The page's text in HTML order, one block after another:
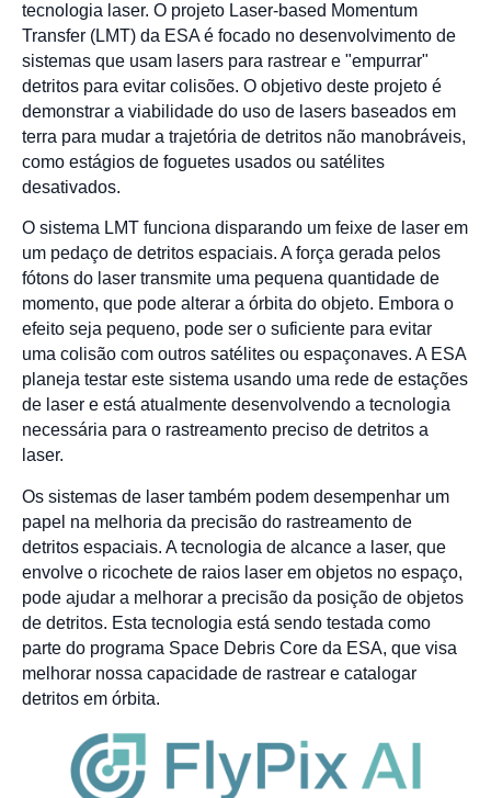
tecnologia laser. O projeto Laser-based Momentum
Transfer (LMT) da ESA é focado no desenvolvimento de
sistemas que usam lasers para rastrear e "empurrar"
detritos para evitar colisões. O objetivo deste projeto é
demonstrar a viabilidade do uso de lasers baseados em
terra para mudar a trajetória de detritos não manobráveis,
como estágios de foguetes usados ou satélites
desativados.
O sistema LMT funciona disparando um feixe de laser em
um pedaço de detritos espaciais. A força gerada pelos
fótons do laser transmite uma pequena quantidade de
momento, que pode alterar a órbita do objeto. Embora o
efeito seja pequeno, pode ser o suficiente para evitar
uma colisão com outros satélites ou espaçonaves. A ESA
planeja testar este sistema usando uma rede de estações
de laser e está atualmente desenvolvendo a tecnologia
necessária para o rastreamento preciso de detritos a
laser.
Os sistemas de laser também podem desempenhar um
papel na melhoria da precisão do rastreamento de
detritos espaciais. A tecnologia de alcance a laser, que
envolve o ricochete de raios laser em objetos no espaço,
pode ajudar a melhorar a precisão da posição de objetos
de detritos. Esta tecnologia está sendo testada como
parte do programa Space Debris Core da ESA, que visa
melhorar nossa capacidade de rastrear e catalogar
detritos em órbita.